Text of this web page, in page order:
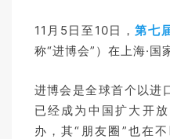
11月5日至10日，第七
称“进博会”）在上海·国
进博会是全球首个以进
已经成为中国扩大开
办，其“朋友圈”也在